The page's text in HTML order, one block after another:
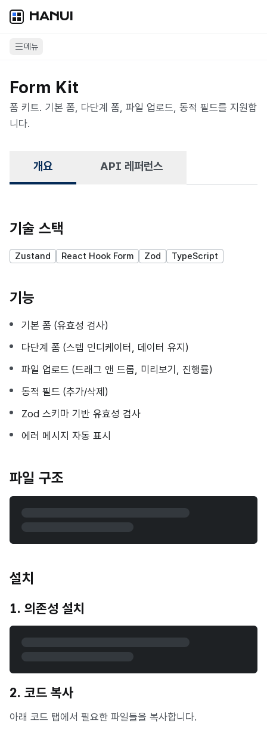
HANUI
메뉴
Form Kit
폼 키트. 기본 폼, 다단계 폼, 파일 업로드, 동적 필드를 지원합
니다.
개요 API 레퍼런스
기술 스택
Zustand React Hook Form Zod TypeScript
기능
기본 폼 (유효성 검사)
다단계 폼 (스텝 인디케이터, 데이터 유지)
파일 업로드 (드래그 앤 드롭, 미리보기, 진행률)
동적 필드 (추가/삭제)
Zod 스키마 기반 유효성 검사
에러 메시지 자동 표시
파일 구조
설치
1. 의존성 설치
2. 코드 복사
아래 코드 탭에서 필요한 파일들을 복사합니다.